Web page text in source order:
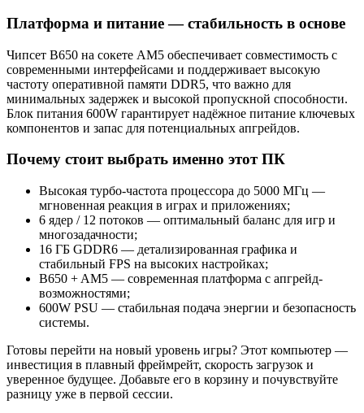
Платформа и питание — стабильность в основе
Чипсет B650 на сокете AM5 обеспечивает совместимость с
современными интерфейсами и поддерживает высокую
частоту оперативной памяти DDR5, что важно для
минимальных задержек и высокой пропускной способности.
Блок питания 600W гарантирует надёжное питание ключевых
компонентов и запас для потенциальных апгрейдов.
Почему стоит выбрать именно этот ПК
Высокая турбо-частота процессора до 5000 МГц —
мгновенная реакция в играх и приложениях;
6 ядер / 12 потоков — оптимальный баланс для игр и
многозадачности;
16 ГБ GDDR6 — детализированная графика и
стабильный FPS на высоких настройках;
B650 + AM5 — современная платформа с апгрейд-
возможностями;
600W PSU — стабильная подача энергии и безопасность
системы.
Готовы перейти на новый уровень игры? Этот компьютер —
инвестиция в плавный фреймрейт, скорость загрузок и
уверенное будущее. Добавьте его в корзину и почувствуйте
разницу уже в первой сессии.